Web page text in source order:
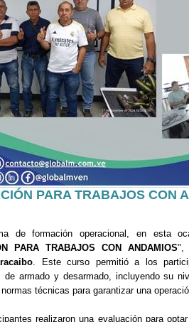
PARA TRABAJOS CON
de formación operacional, en esta
PARA TRABAJOS CON ANDAMIOS",
. Este curso permitió a los
de armado y desarmado, incluyendo su
técnicas para garantizar una
realizaron una evaluación para